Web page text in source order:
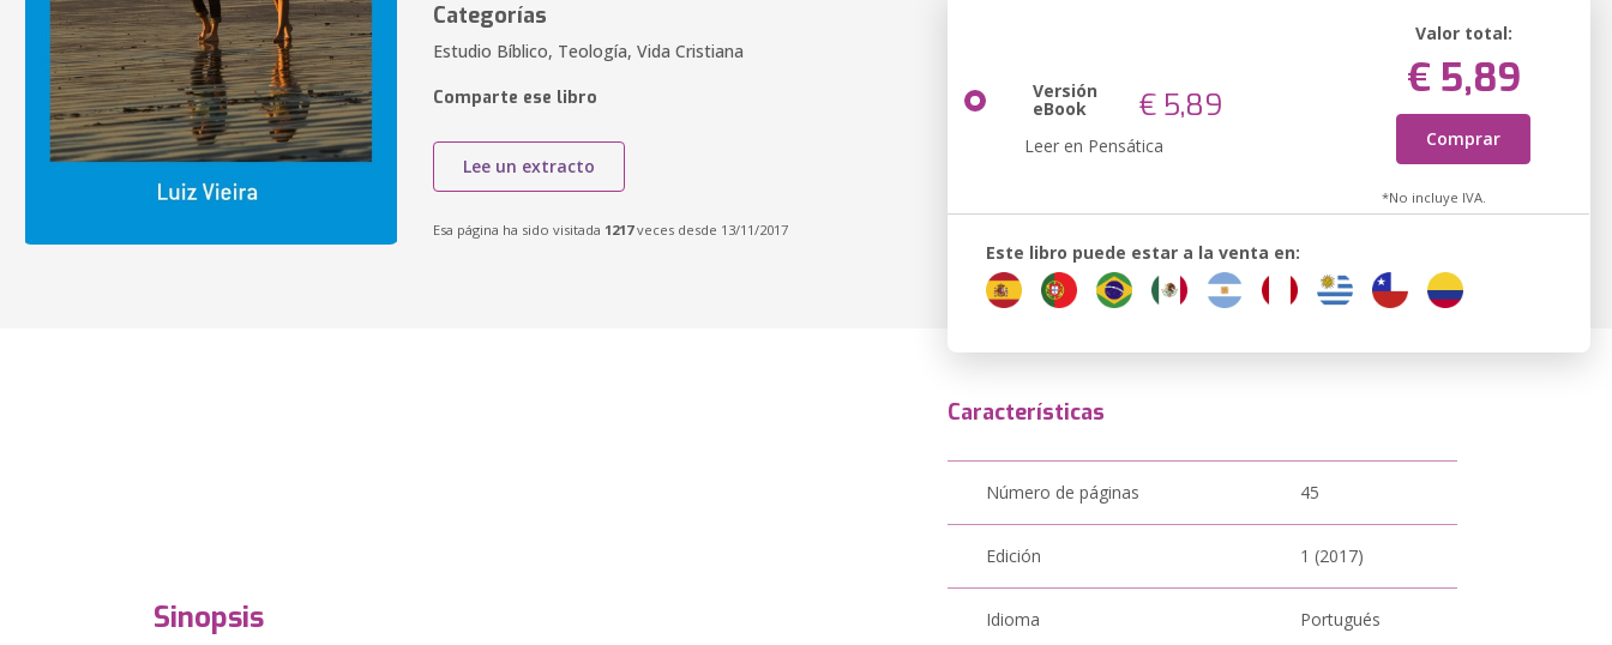
Categorías
Estudio Bíblico, Teología, Vida Cristiana
Comparte ese libro
Lee un extracto
Esa página ha sido visitada 1217veces desde 13/11/2017
Versión
eBook € 5,89
Leer en Pensática
Valor total:
€ 5,89
Comprar
*No incluye IVA.
Este libro puede estar a la venta en:
Sinopsis
Características
Número de páginas 45
Edición 1 (2017)
Idioma Portugués